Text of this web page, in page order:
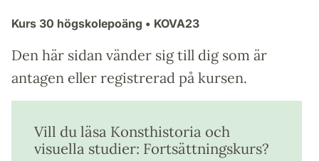
Kurs 30 högskolepoäng • KOVA23
Den här sidan vänder sig till dig som är
antagen eller registrerad på kursen.
Vill du läsa Konsthistoria och
visuella studier: Fortsättningskurs?